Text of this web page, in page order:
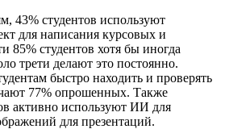
43% студентов используют
для написания курсовых и
85% студентов хотя бы иногда
трети делают это постоянно.
быстро находить и проверять
77% опрошенных. Также
активно используют ИИ для
для презентаций.